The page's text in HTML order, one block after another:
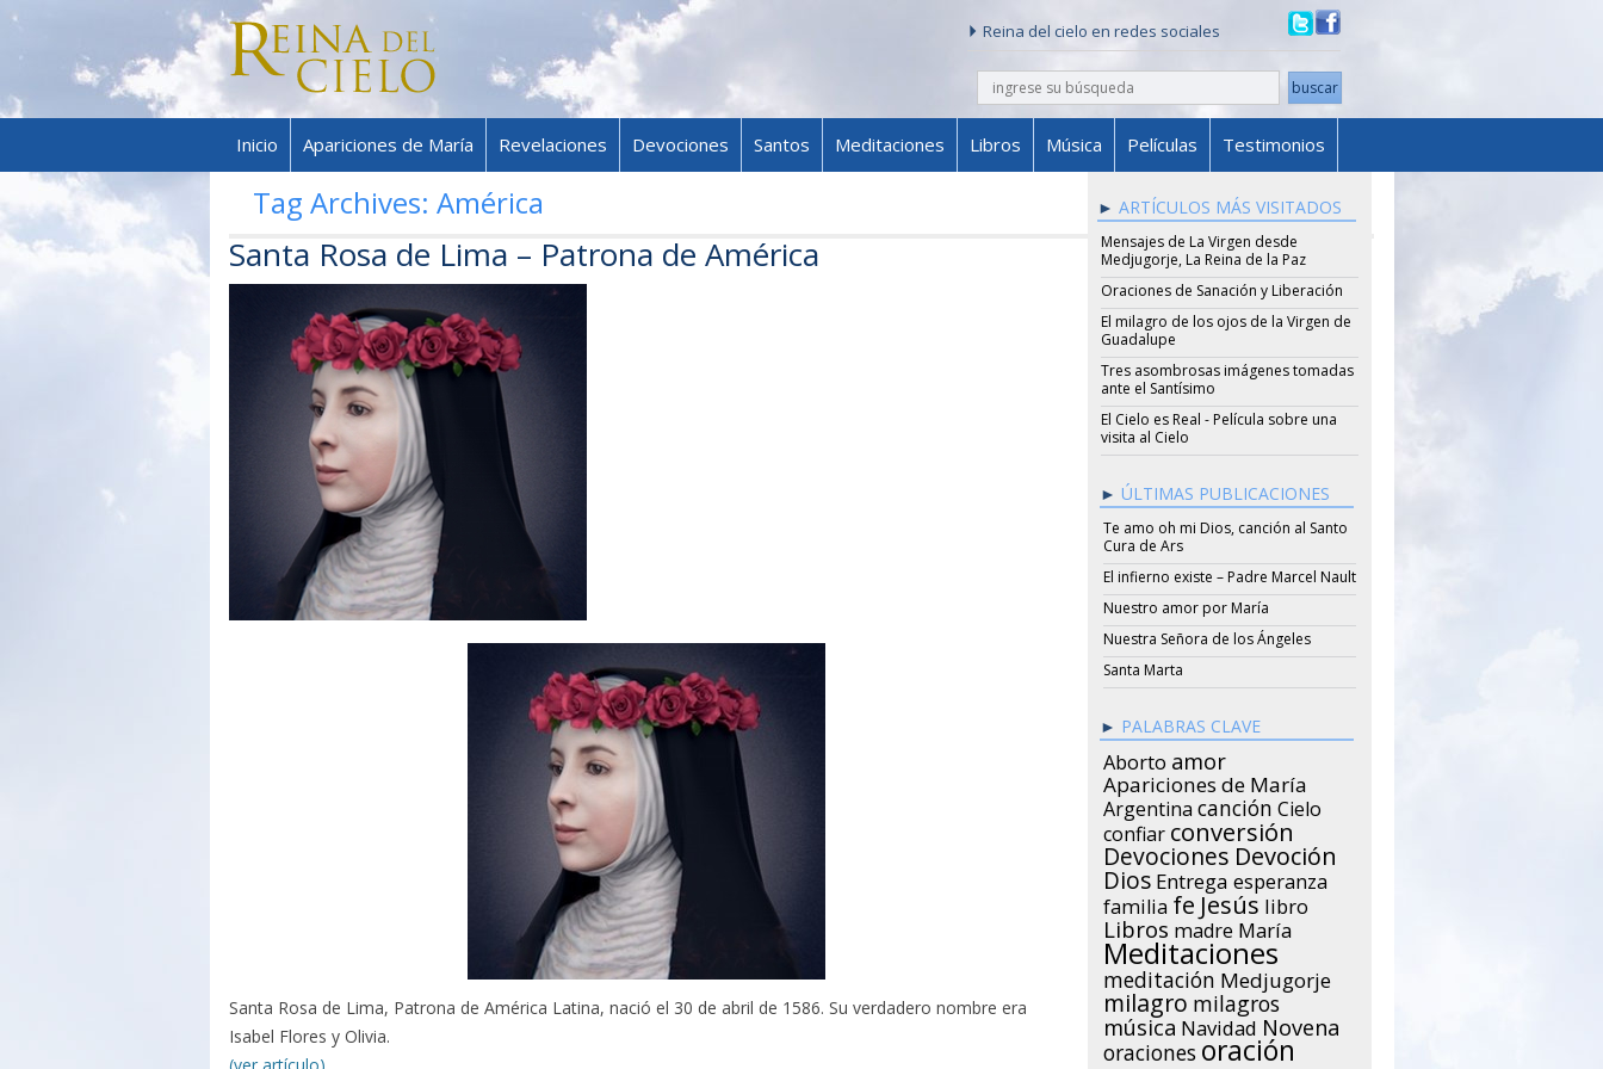
Reina del cielo en redes sociales
buscar
Skip to content
Inicio Apariciones de María Revelaciones Devociones Santos Meditaciones Libros Música Películas Testimonios
Tag Archives: América
Santa Rosa de Lima – Patrona de América
Santa Rosa de Lima, Patrona de América Latina, nació el 30 de abril de 1586. Su verdadero nombre era
Isabel Flores y Olivia.
ARTÍCULOS MÁS VISITADOS
Mensajes de La Virgen desde
Medjugorje, La Reina de la Paz
Oraciones de Sanación y Liberación
El milagro de los ojos de la Virgen de
Guadalupe
Tres asombrosas imágenes tomadas
ante el Santísimo
El Cielo es Real - Película sobre una
visita al Cielo
ÚLTIMAS PUBLICACIONES
Te amo oh mi Dios, canción al Santo
Cura de Ars
El infierno existe – Padre Marcel Nault
Nuestro amor por María
Nuestra Señora de los Ángeles
Santa Marta
PALABRAS CLAVE
Aborto amor
Apariciones de María
Argentina canción Cielo
confiar conversión
Devociones Devoción
Dios Entrega esperanza
familia fe Jesús libro
Libros madre María
Meditaciones
meditación Medjugorje
milagro milagros
música Navidad Novena
oraciones oración